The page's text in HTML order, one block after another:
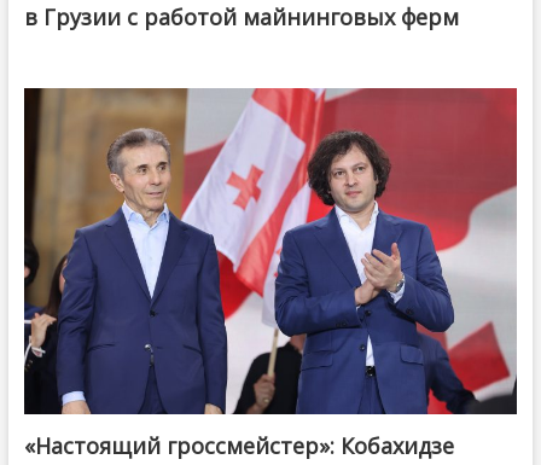
в Грузии с работой майнинговых ферм
@ქართული ოცნება / Georgian Dream
«Настоящий гроссмейстер»: Кобахидзе